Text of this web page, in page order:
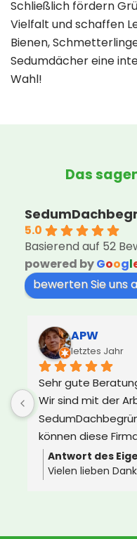
Schließlich fördern
Vielfalt und schaffen
Bienen,
Sedumdächer eine
Wahl!
Das
5.0
Basierend auf 52
powered byGoogl
bewerten Sie uns
APW
letztes Jahr
Sehr gute
Wir sind mit der
können diese
Antwort des
Vielen lieben